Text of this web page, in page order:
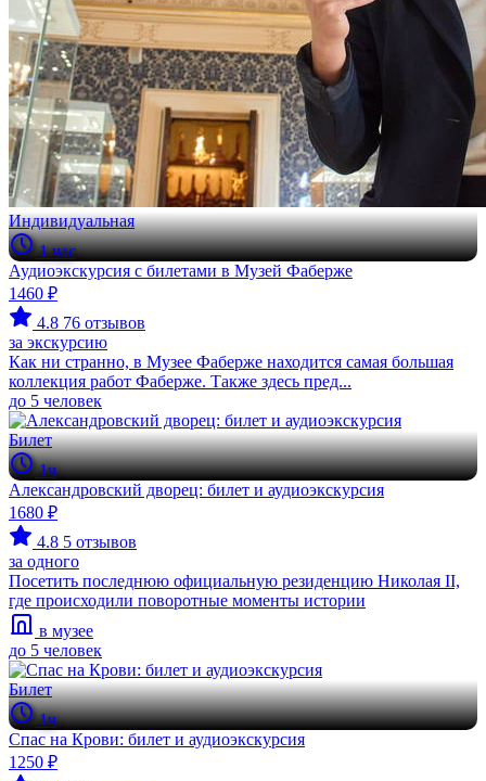
Индивидуальная
1 час
Аудиоэкскурсия с билетами в Музей Фаберже
1460 ₽
4.8 76 отзывов
за экскурсию
Как ни странно, в Музее Фаберже находится самая большая
коллекция работ Фаберже. Также здесь пред...
до 5 человек
Билет
1ч
Александровский дворец: билет и аудиоэкскурсия
1680 ₽
4.8 5 отзывов
за одного
Посетить последнюю официальную резиденцию Николая II,
где происходили поворотные моменты истории
в музее
до 5 человек
Билет
1ч
Спас на Крови: билет и аудиоэкскурсия
1250 ₽